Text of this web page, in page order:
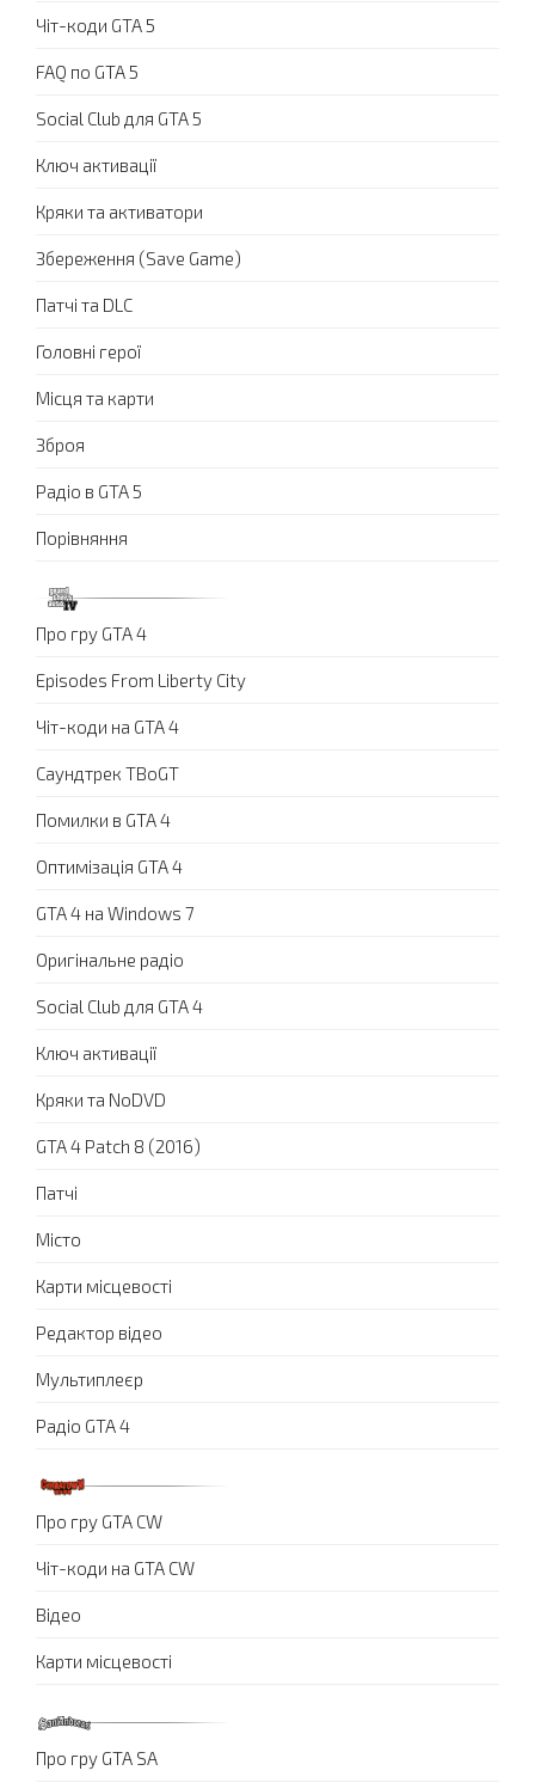
Чіт-коди GTA 5
FAQ по GTA 5
Social Club для GTA 5
Ключ активації
Кряки та активатори
Збереження (Save Game)
Патчі та DLC
Головні герої
Місця та карти
Зброя
Радіо в GTA 5
Порівняння
Про гру GTA 4
Episodes From Liberty City
Чіт-коди на GTA 4
Саундтрек TBoGT
Помилки в GTA 4
Оптимізація GTA 4
GTA 4 на Windows 7
Оригінальне радіо
Social Club для GTA 4
Ключ активації
Кряки та NoDVD
GTA 4 Patch 8 (2016)
Патчі
Місто
Карти місцевості
Редактор відео
Мультиплеєр
Радіо GTA 4
Про гру GTA CW
Чіт-коди на GTA CW
Відео
Карти місцевості
Про гру GTA SA